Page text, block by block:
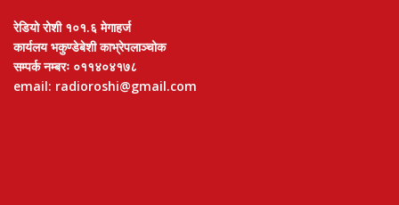
रेडियो रोशी १०१.६ मेगाहर्ज
कार्यलय भकुण्डेबेशी काभ्रेपलाञ्चोक
सम्पर्क नम्बरः ०११४०४१७८
email: radioroshi@gmail.com